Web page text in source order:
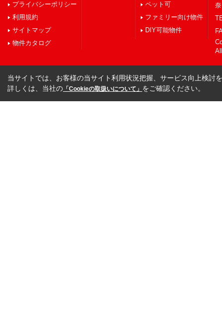
プライバシーポリシー
利用規約
サイトマップ
物件カタログ
ペット可
ファミリー向け物件
DIY可能物件
当サイトでは、お客様の当サイト利用状況把握、サービス向上検討
詳しくは、当社の 「Cookieの取扱いについて」 をご確認ください。